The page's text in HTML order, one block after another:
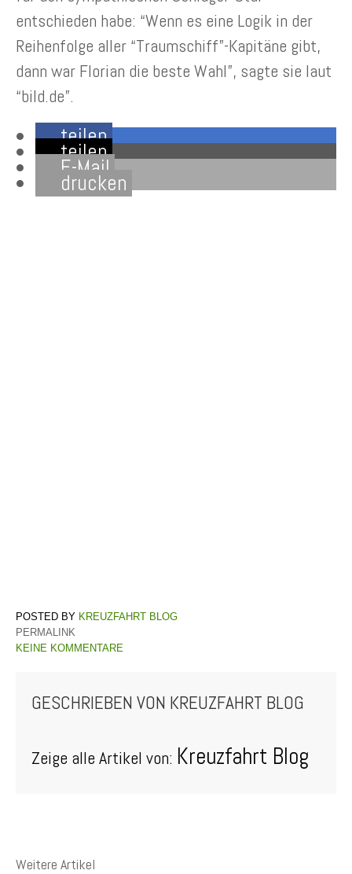
entschieden habe: “Wenn es eine Logik in der
Reihenfolge aller “Traumschiff”-Kapitäne gibt,
dann war Florian die beste Wahl”, sagte sie laut
“bild.de”.
teilen
teilen
E-Mail
drucken
KREUZFAHRT BLOG
PERMALINK
KEINE KOMMENTARE
GESCHRIEBEN VON KREUZFAHRT BLOG
Zeige alle Artikel von: Kreuzfahrt Blog
Weitere Artikel